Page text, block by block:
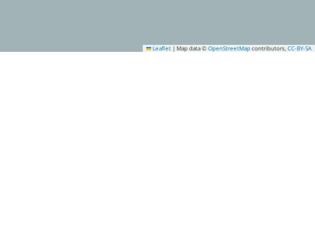
Leaflet | Map data © OpenStreetMap contributors, CC-BY-SA